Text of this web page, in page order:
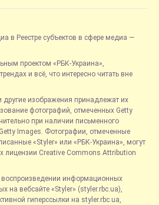
в Реестре субъектов в сфере медиа —
проектом «РБК-Украина»,
и всё, что интересно читать вне
изображения принадлежат их
фотографий, отмеченных Getty
при наличии письменного
Images. Фотографии, отмеченные
«Styler» или «РБК-Украина», могут
лицензии Creative Commons Attribution
информационных
на вебсайте «Styler» (styler.rbc.ua),
гиперссылки на styler.rbc.ua,